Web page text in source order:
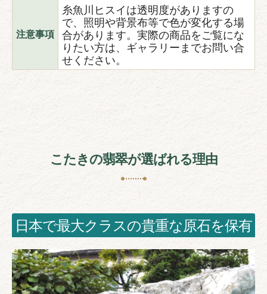
注意事項
糸魚川ヒスイは透明度がありますの
で、照明や背景布等で色が変化する場
合があります。実際の商品をご覧にな
りたい方は、ギャラリーまでお問い合
せください。
こたきの翡翠が選ばれる理由
日本で最大クラスの貴重な原石を保有